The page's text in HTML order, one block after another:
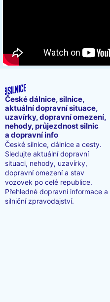
České dálnice, silnice,
aktuální dopravní situace,
uzavírky, dopravní omezení,
nehody, průjezdnost silnic
a dopravní info
České silnice, dálnice a cesty.
Sledujte aktuální dopravní
situaci, nehody, uzavírky,
dopravní omezení a stav
vozovek po celé republice.
Přehledné dopravní informace a
silniční zpravodajství.